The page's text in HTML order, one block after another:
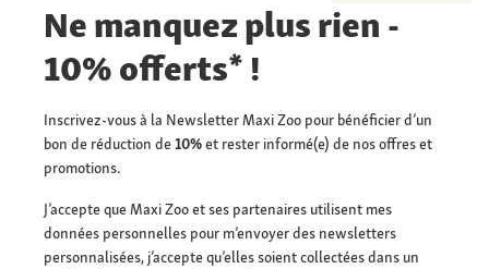
Ne manquez plus rien -
10% offerts* !
Inscrivez-vous à la Newsletter Maxi Zoo pour bénéficier d’un
bon de réduction de10%et rester informé(e) de nos offres et
promotions.
J’accepte que Maxi Zoo et ses partenaires utilisent mes
données personnelles pour m’envoyer des newsletters
personnalisées, j’accepte qu’elles soient collectées dans un